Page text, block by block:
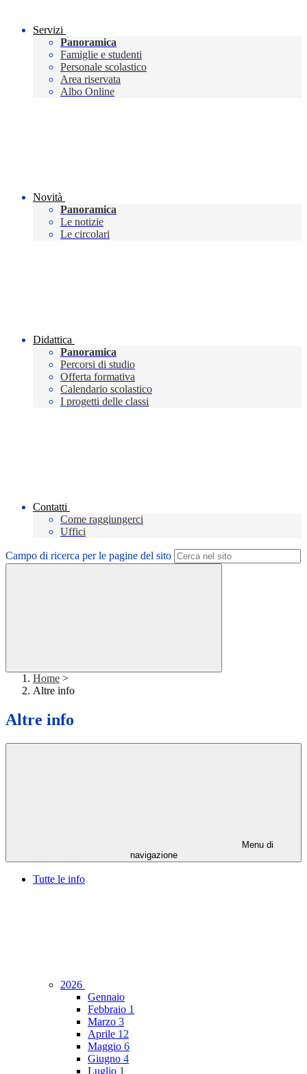
Servizi
Panoramica
Famiglie e studenti
Personale scolastico
Area riservata
Albo Online
Novità
Panoramica
Le notizie
Le circolari
Didattica
Panoramica
Percorsi di studio
Offerta formativa
Calendario scolastico
I progetti delle classi
Contatti
Come raggiungerci
Uffici
Campo di ricerca per le pagine del sito
Home >
Altre info
Altre info
Menu di
navigazione
Tutte le info
2026
Gennaio
Febbraio 1
Marzo 3
Aprile 12
Maggio 6
Giugno 4
Luglio 1